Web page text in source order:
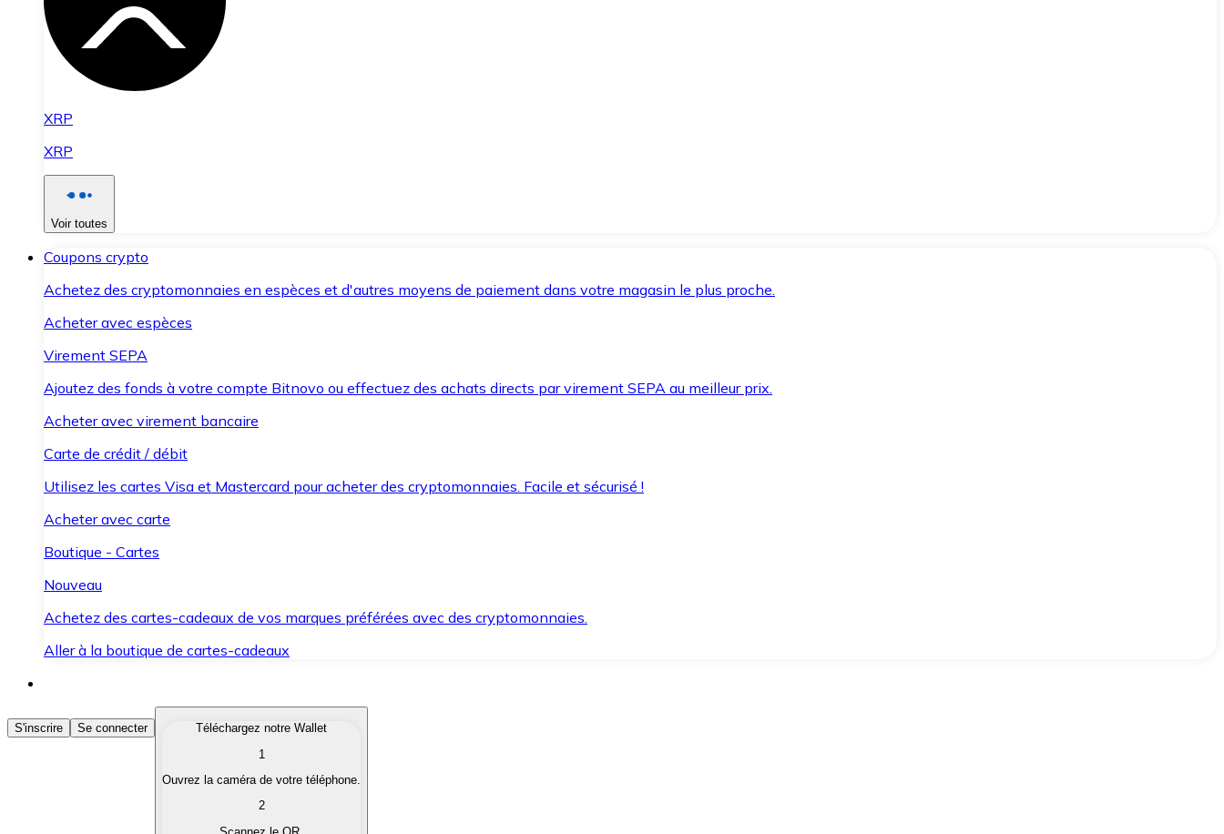
XRP
XRP
Voir toutes
Coupons crypto
Achetez des cryptomonnaies en espèces et d'autres moyens de paiement dans votre magasin le plus proche.
Acheter avec espèces
Virement SEPA
Ajoutez des fonds à votre compte Bitnovo ou effectuez des achats directs par virement SEPA au meilleur prix.
Acheter avec virement bancaire
Carte de crédit / débit
Utilisez les cartes Visa et Mastercard pour acheter des cryptomonnaies. Facile et sécurisé !
Acheter avec carte
Boutique - Cartes
Nouveau
Achetez des cartes-cadeaux de vos marques préférées avec des cryptomonnaies.
Aller à la boutique de cartes-cadeaux
Acheter des Cryptomonnaies
Achetez les cryptomonnaies qui vous intéressent rapidement et en toute sécurité.
Convertissez vos cryptomonnaies en monnaie fiduciaire lorsque vous en avez besoin.
S'inscrire Se connecter
Téléchargez notre Wallet
1
Ouvrez la caméra de votre téléphone.
2